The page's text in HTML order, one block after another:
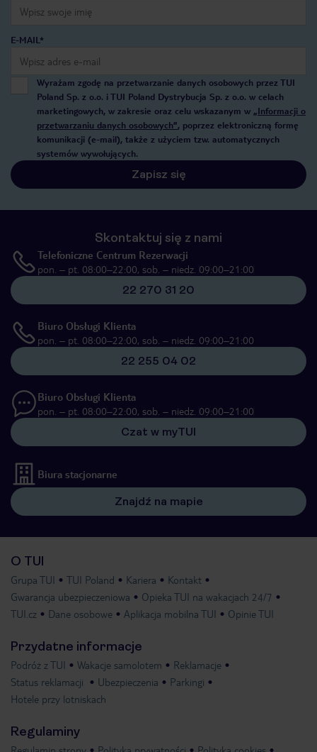
E-MAIL*
Wyrażam zgodę na przetwarzanie danych osobowych przez TUI
Poland Sp. z o.o. i TUI Poland Dystrybucja Sp. z o.o. w celach
marketingowych, w zakresie oraz celu wskazanym w „Informacji o
przetwarzaniu danych osobowych”, poprzez elektroniczną formę
komunikacji (e-mail), także z użyciem tzw. automatycznych
systemów wywołujących.
Zapisz się
Skontaktuj się z nami
Telefoniczne Centrum Rezerwacji
pon. – pt. 08:00–22:00, sob. – niedz. 09:00–21:00
22 270 31 20
Biuro Obsługi Klienta
pon. – pt. 08:00–22:00, sob. – niedz. 09:00–21:00
22 255 04 02
Biuro Obsługi Klienta
pon. – pt. 08:00–22:00, sob. – niedz. 09:00–21:00
Czat w myTUI
Biura stacjonarne
Znajdź na mapie
O TUI
Grupa TUI TUI Poland Kariera
Kontakt
Gwarancja ubezpieczeniowa
Opieka TUI na wakacjach 24/7
TUI.cz
Dane osobowe Aplikacja mobilna TUI Opinie TUI
Przydatne informacje
Podróż z TUI Wakacje samolotem
Reklamacje
Status reklamacji
Ubezpieczenia
Parkingi
Hotele przy lotniskach
Regulaminy